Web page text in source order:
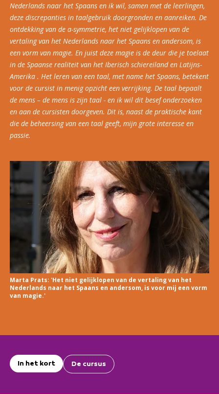
Nederlands naar het Spaans en ik wil, samen met de leerlingen,
deze discrepanties in taalgebruik doorgronden en aanreiken. De
ontdekking van de a-symmetrie, het niet gelijklopen van de
vertaling van het Nederlands naar het Spaans en andersom, is
een vorm van magie. En juist deze magie is de deur die je toelaat
in de Spaanse realiteit van het Iberisch schiereiland en Latijns-
Amerika . Het leren van een taal, met name het Spaans, betekent
voor de cursist in menig opzicht een verrijking. De taal bepaalt
de mens – de mens is zijn taal - en ik wil dit besef onderzoeken
en aan de cursisten doorgeven. Dit is, naast de praktische kant
die de beheersing van een taal geeft, mijn grote interesse en
passie.
Marta Prats: 'Het niet gelijklopen van de vertaling van het
Nederlands naar het Spaans en andersom, is voor mij een vorm
van magie.'
In het kort De cursus